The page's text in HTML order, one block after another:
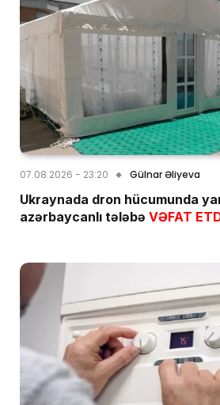
07.08.2026 - 23:20 Gülnar Əliyeva
Ukraynada dron hücumunda
azərbaycanlı tələbə VƏFAT